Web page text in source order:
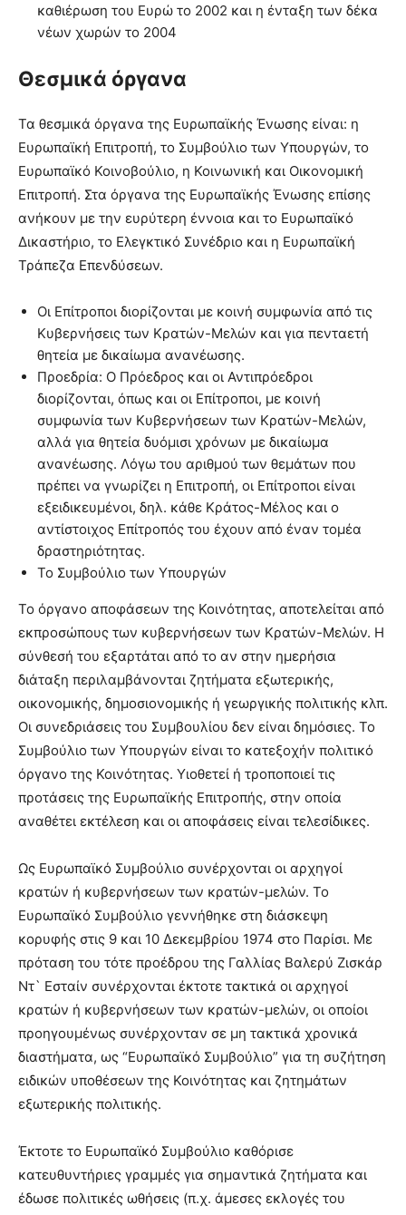
καθιέρωση του Ευρώ το 2002 και η ένταξη των δέκα
νέων χωρών το 2004
Θεσμικά όργανα
Τα θεσμικά όργανα της Ευρωπαϊκής Ένωσης είναι: η
Ευρωπαϊκή Επιτροπή, το Συμβούλιο των Υπουργών, το
Ευρωπαϊκό Κοινοβούλιο, η Κοινωνική και Οικονομική
Επιτροπή. Στα όργανα της Ευρωπαϊκής Ένωσης επίσης
ανήκουν με την ευρύτερη έννοια και το Ευρωπαϊκό
Δικαστήριο, το Ελεγκτικό Συνέδριο και η Ευρωπαϊκή
Τράπεζα Επενδύσεων.
Οι Επίτροποι διορίζονται με κοινή συμφωνία από τις
Κυβερνήσεις των Κρατών-Μελών και για πενταετή
θητεία με δικαίωμα ανανέωσης.
Προεδρία: Ο Πρόεδρος και οι Αντιπρόεδροι
διορίζονται, όπως και οι Επίτροποι, με κοινή
συμφωνία των Κυβερνήσεων των Κρατών-Μελών,
αλλά για θητεία δυόμισι χρόνων με δικαίωμα
ανανέωσης. Λόγω του αριθμού των θεμάτων που
πρέπει να γνωρίζει η Επιτροπή, οι Επίτροποι είναι
εξειδικευμένοι, δηλ. κάθε Κράτος-Μέλος και ο
αντίστοιχος Επίτροπός του έχουν από έναν τομέα
δραστηριότητας.
Το Συμβούλιο των Υπουργών
To όργανο αποφάσεων της Κοινότητας, αποτελείται από
εκπροσώπους των κυβερνήσεων των Κρατών-Μελών. Η
σύνθεσή του εξαρτάται από το αν στην ημερήσια
διάταξη περιλαμβάνονται ζητήματα εξωτερικής,
οικονομικής, δημοσιονομικής ή γεωργικής πολιτικής κλπ.
Οι συνεδριάσεις του Συμβουλίου δεν είναι δημόσιες. Το
Συμβούλιο των Υπουργών είναι το κατεξοχήν πολιτικό
όργανο της Κοινότητας. Υιοθετεί ή τροποποιεί τις
προτάσεις της Ευρωπαϊκής Επιτροπής, στην οποία
αναθέτει εκτέλεση και οι αποφάσεις είναι τελεσίδικες.
Ως Ευρωπαϊκό Συμβούλιο συνέρχονται οι αρχηγοί
κρατών ή κυβερνήσεων των κρατών-μελών. Το
Ευρωπαϊκό Συμβούλιο γεννήθηκε στη διάσκεψη
κορυφής στις 9 και 10 Δεκεμβρίου 1974 στο Παρίσι. Με
πρόταση του τότε προέδρου της Γαλλίας Βαλερύ Ζισκάρ
Ντ` Εσταίν συνέρχονται έκτοτε τακτικά οι αρχηγοί
κρατών ή κυβερνήσεων των κρατών-μελών, οι οποίοι
προηγουμένως συνέρχονταν σε μη τακτικά χρονικά
διαστήματα, ως “Ευρωπαϊκό Συμβούλιο” για τη συζήτηση
ειδικών υποθέσεων της Κοινότητας και ζητημάτων
εξωτερικής πολιτικής.
Έκτοτε το Ευρωπαϊκό Συμβούλιο καθόρισε
κατευθυντήριες γραμμές για σημαντικά ζητήματα και
έδωσε πολιτικές ωθήσεις (π.χ. άμεσες εκλογές του